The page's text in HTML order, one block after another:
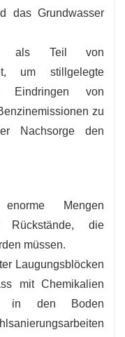
das Grundwasser
als Teil von
um stillgelegte
Eindringen von
zu
Nachsorge den
Mengen
Rückstände, die
müssen.
Laugungsblöcken
mit Chemikalien
in den Boden